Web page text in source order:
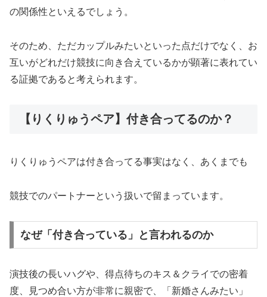
の関係性といえるでしょう。
そのため、ただカップルみたいといった点だけでなく、お
互いがどれだけ競技に向き合えているかが顕著に表れてい
る証拠であると考えられます。
【りくりゅうペア】付き合ってるのか？
りくりゅうペアは付き合ってる事実はなく、あくまでも
競技でのパートナーという扱いで留まっています。
なぜ「付き合っている」と言われるのか
演技後の長いハグや、得点待ちのキス＆クライでの密着
度、見つめ合い方が非常に親密で、「新婚さんみたい」